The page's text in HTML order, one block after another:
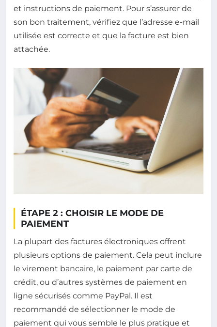
et instructions de paiement. Pour s’assurer de
son bon traitement, vérifiez que l’adresse e-mail
utilisée est correcte et que la facture est bien
attachée.
ÉTAPE 2 : CHOISIR LE MODE DE
PAIEMENT
La plupart des factures électroniques offrent
plusieurs options de paiement. Cela peut inclure
le virement bancaire, le paiement par carte de
crédit, ou d’autres systèmes de paiement en
ligne sécurisés comme PayPal. Il est
recommandé de sélectionner le mode de
paiement qui vous semble le plus pratique et